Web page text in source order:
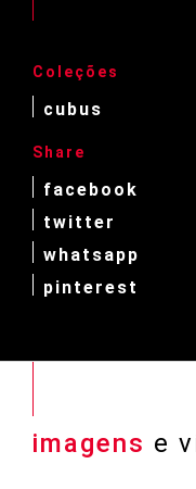
Coleções
cubus
Share
facebook
twitter
whatsapp
pinterest
imagens e